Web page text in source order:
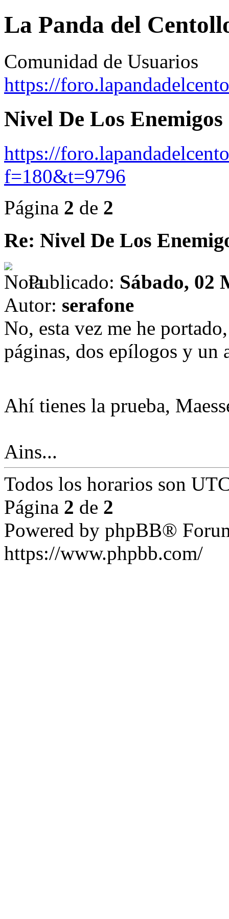
La Panda del
Comunidad de Usuarios
https://
Nivel De Los Enemigos
https://
f=180&t=9796
Página 2 de 2
Re: Nivel De Los
Publicado: Sábado, 02
Autor: serafone
No, esta vez me he
páginas, dos epílogos y un
Ahí tienes la prueba,
Ains...
Todos los horarios son
Página 2 de 2
Powered by phpBB®
https://www.phpbb.com/